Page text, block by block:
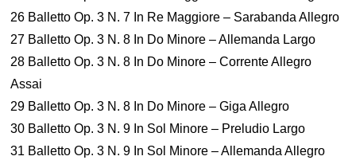
26 Balletto Op. 3 N. 7 In Re Maggiore – Sarabanda Allegro
27 Balletto Op. 3 N. 8 In Do Minore – Allemanda Largo
28 Balletto Op. 3 N. 8 In Do Minore – Corrente Allegro
Assai
29 Balletto Op. 3 N. 8 In Do Minore – Giga Allegro
30 Balletto Op. 3 N. 9 In Sol Minore – Preludio Largo
31 Balletto Op. 3 N. 9 In Sol Minore – Allemanda Allegro